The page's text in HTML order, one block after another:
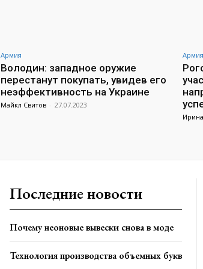
Армия
Володин: западное оружие
перестанут покупать, увидев его
неэффективность на Украине
Майкл Свитов - 27.07.2023
Армия
Последние новости
Почему неоновые вывески снова в моде
Технология производства объемных букв